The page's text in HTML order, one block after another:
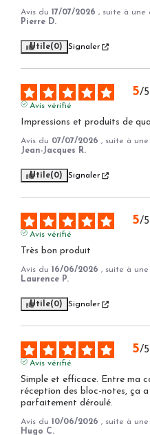
Avis du 17/07/2026 , suite à une
Pierre D.
Utile(0) Signaler
5/5
Avis vérifié
Impressions et produits de
Avis du 07/07/2026 , suite à
Jean-Jacques R.
Utile(0) Signaler
5/5
Avis vérifié
Très bon produit
Avis du 16/06/2026 , suite à
Laurence P.
Utile(0) Signaler
5/5
Avis vérifié
Simple et efficace. Entre ma
réception des bloc-notes, ça
parfaitement déroulé.
Avis du 10/06/2026 , suite à
Hugo C.